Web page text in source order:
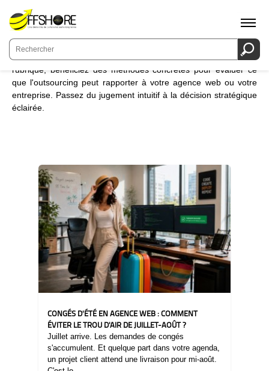
OUTSOURCING
OUTSOURCING
Le vrai débat n'est pas le prix, mais la
. Dans cette
rubrique, bénéficiez des méthodes concrètes pour évaluer ce
que l'outsourcing peut rapporter à votre agence web ou votre
entreprise. Passez du jugement intuitif à la décision stratégique
éclairée.
CONGÉS D'ÉTÉ EN AGENCE WEB : COMMENT
ÉVITER LE TROU D'AIR DE JUILLET-AOÛT ?
Juillet arrive. Les demandes de congés
s'accumulent. Et quelque part dans votre agenda,
un projet client attend une livraison pour mi-août.